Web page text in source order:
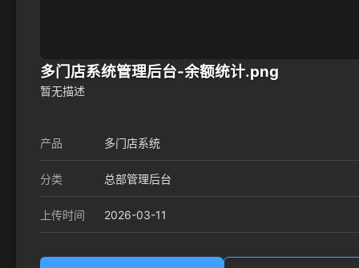
多门店系统管理后台-余额统计.png
暂无描述
产品 多门店系统
分类 总部管理后台
上传时间 2026-03-11